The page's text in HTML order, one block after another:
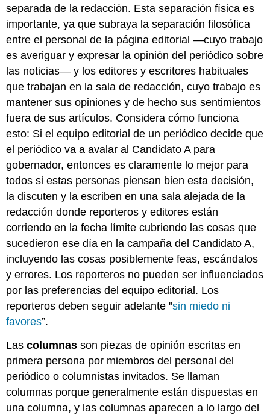
separada de la redacción. Esta separación física es
importante, ya que subraya la separación filosófica
entre el personal de la página editorial —cuyo trabajo
es averiguar y expresar la opinión del periódico sobre
las noticias— y los editores y escritores habituales
que trabajan en la sala de redacción, cuyo trabajo es
mantener sus opiniones y de hecho sus sentimientos
fuera de sus artículos. Considera cómo funciona
esto: Si el equipo editorial de un periódico decide que
el periódico va a avalar al Candidato A para
gobernador, entonces es claramente lo mejor para
todos si estas personas piensan bien esta decisión,
la discuten y la escriben en una sala alejada de la
redacción donde reporteros y editores están
corriendo en la fecha límite cubriendo las cosas que
sucedieron ese día en la campaña del Candidato A,
incluyendo las cosas posiblemente feas, escándalos
y errores. Los reporteros no pueden ser influenciados
por las preferencias del equipo editorial. Los
reporteros deben seguir adelante "sin miedo ni
favores”.
Lascolumnas son piezas de opinión escritas en
primera persona por miembros del personal del
periódico o columnistas invitados. Se llaman
columnas porque generalmente están dispuestas en
una columna, y las columnas aparecen a lo largo del